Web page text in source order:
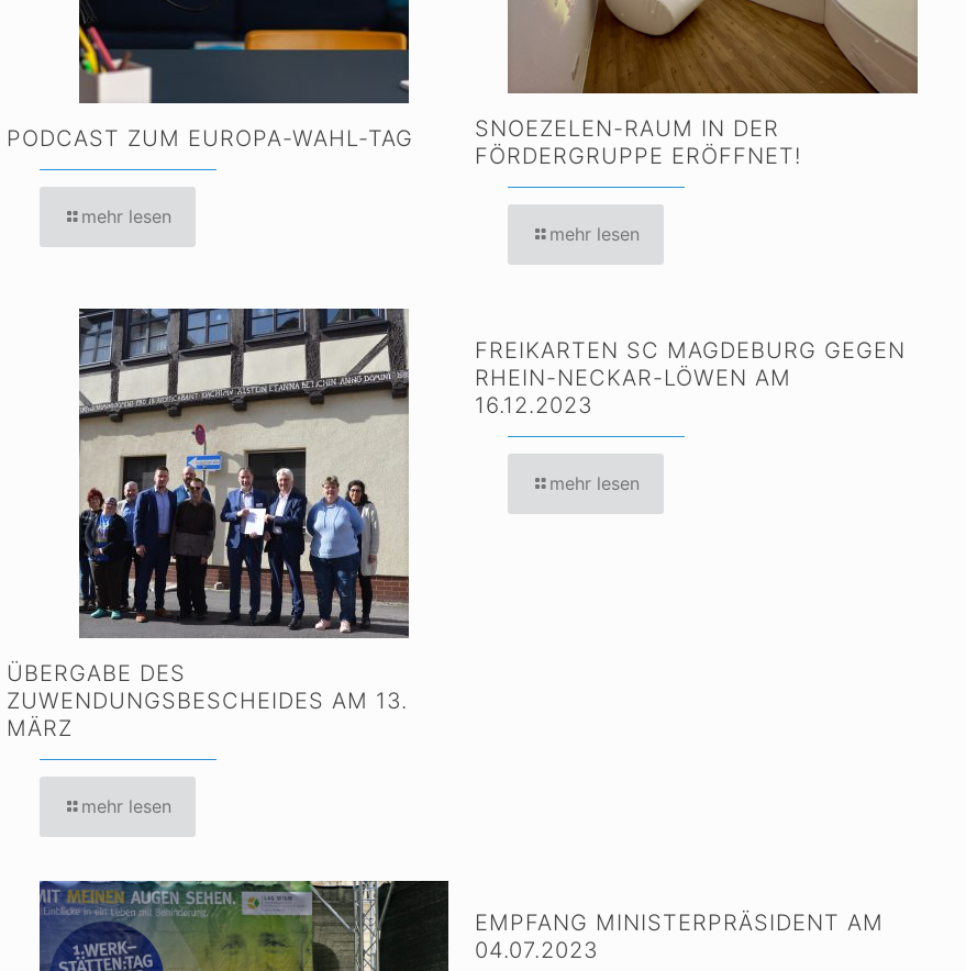
PODCAST ZUM EUROPA-WAHL-TAG
mehr lesen
SNOEZELEN-RAUM IN DER
FÖRDERGRUPPE ERÖFFNET!
mehr lesen
ÜBERGABE DES
ZUWENDUNGSBESCHEIDES AM 13.
MÄRZ
mehr lesen
FREIKARTEN SC MAGDEBURG GEGEN
RHEIN-NECKAR-LÖWEN AM
16.12.2023
mehr lesen
EMPFANG MINISTERPRÄSIDENT AM
04.07.2023